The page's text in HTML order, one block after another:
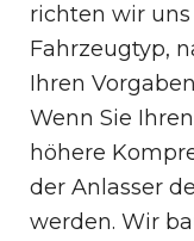
richten wir
Fahrzeugtyp,
Ihren
Wenn Sie
höhere
der Anlasser
werden. Wir